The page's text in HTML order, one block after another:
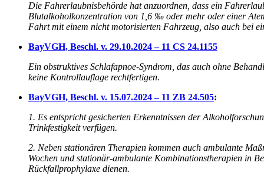
Die Fahrerlaubnisbehörde hat anzuordnen, dass ein
Blutalkoholkonzentration von 1,6 ‰ oder mehr oder einer
Fahrt mit einem nicht motorisierten Fahrzeug, also auch bei
BayVGH, Beschl. v. 29.10.2024 – 11 CS 24.1155
Ein obstruktives Schlafapnoe-Syndrom, das auch ohne
keine Kontrollauflage rechtfertigen.
BayVGH, Beschl. v. 15.07.2024 – 11 ZB 24.505:
1. Es entspricht gesicherten Erkenntnissen der
Trinkfestigkeit verfügen.
2. Neben stationären Therapien kommen auch ambulante
Wochen und stationär-ambulante Kombinationstherapien in
Rückfallprophylaxe dienen.